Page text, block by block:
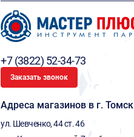
+7 (3822) 52-34-73
Заказать звонок
Адреса магазинов в г. Томск
ул. Шевченко, 44 ст. 46